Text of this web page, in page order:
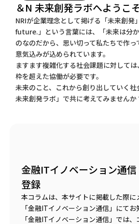
＆N 未来創発ラボへようこ
NRIが企業理念として掲げる「未来創
future.」という言葉には、「未来は分
のなのだから、思い切って私たちで作っ
意気込みが込められています。
ますます複雑化する社会課題に対して
枠を超えた協働が必要です。
未来のこと、これから創り出していく
未来創発ラボ」で共に考えてみませんか
金融ITイノベーション通信
登録
本コラムは、本サイトに掲載した際に
「金融ITイノベーション通信」にてお
「金融ITイノベーション通信」では